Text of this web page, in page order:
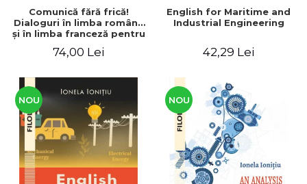
Comunică fără frică!
Dialoguri în limba română
şi în limba franceză pentru
străini/Communique sans
roumain et en français
pour les citoyens
étrangers
74,00 Lei
English for Maritime and
Industrial Engineering
42,29 Lei
NOU NOU